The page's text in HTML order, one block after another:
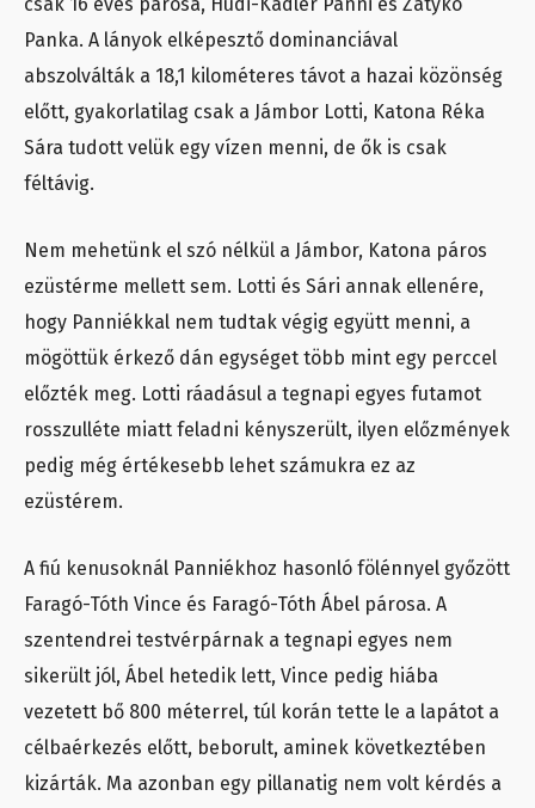
csak 16 éves párosa, Hudi-Kadler Panni és Zatykó
Panka. A lányok elképesztő dominanciával
abszolválták a 18,1 kilométeres távot a hazai közönség
előtt, gyakorlatilag csak a Jámbor Lotti, Katona Réka
Sára tudott velük egy vízen menni, de ők is csak
féltávig.
Nem mehetünk el szó nélkül a Jámbor, Katona páros
ezüstérme mellett sem. Lotti és Sári annak ellenére,
hogy Panniékkal nem tudtak végig együtt menni, a
mögöttük érkező dán egységet több mint egy perccel
előzték meg. Lotti ráadásul a tegnapi egyes futamot
rosszulléte miatt feladni kényszerült, ilyen előzmények
pedig még értékesebb lehet számukra ez az
ezüstérem.
A fiú kenusoknál Panniékhoz hasonló fölénnyel győzött
Faragó-Tóth Vince és Faragó-Tóth Ábel párosa. A
szentendrei testvérpárnak a tegnapi egyes nem
sikerült jól, Ábel hetedik lett, Vince pedig hiába
vezetett bő 800 méterrel, túl korán tette le a lapátot a
célbaérkezés előtt, beborult, aminek következtében
kizárták. Ma azonban egy pillanatig nem volt kérdés a